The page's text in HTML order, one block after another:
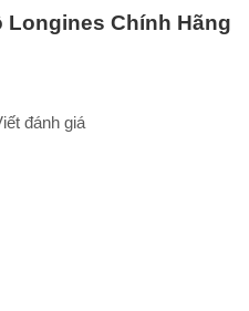
Longines Chính Hãng
đánh giá